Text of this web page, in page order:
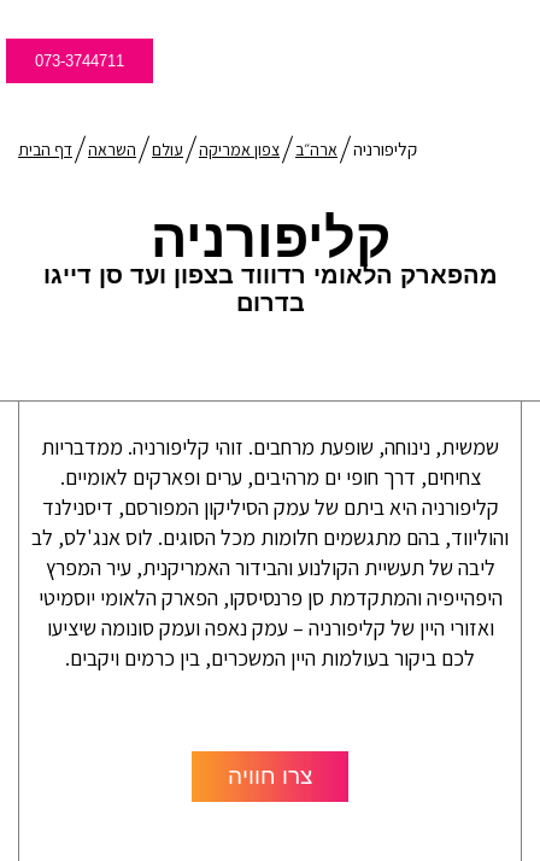
073-3744711
דף הבית השראה עולם צפון אמריקה ארה״ב קליפורניה
קליפורניה
מהפארק הלאומי רדוווד בצפון ועד סן דייגו
בדרום
שמשית, נינוחה, שופעת מרחבים. זוהי קליפורניה. ממדבריות
צחיחים, דרך חופי ים מרהיבים, ערים ופארקים לאומיים.
קליפורניה היא ביתם של עמק הסיליקון המפורסם, דיסנילנד
והוליווד, בהם מתגשמים חלומות מכל הסוגים. לוס אנג'לס, לב
ליבה של תעשיית הקולנוע והבידור האמריקנית, עיר המפרץ
היפהייפיה והמתקדמת סן פרנסיסקו, הפארק הלאומי יוסמיטי
ואזורי היין של קליפורניה – עמק נאפה ועמק סונומה שיציעו
לכם ביקור בעולמות היין המשכרים, בין כרמים ויקבים.
צרו חוויה